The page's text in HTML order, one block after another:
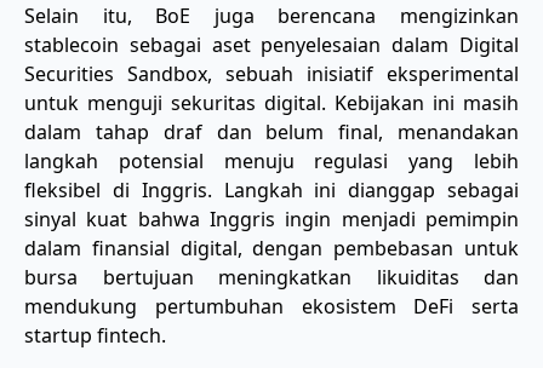
Selain itu, BoE juga berencana mengizinkan
stablecoin sebagai aset penyelesaian dalam Digital
Securities Sandbox, sebuah inisiatif eksperimental
untuk menguji sekuritas digital. Kebijakan ini masih
dalam tahap draf dan belum final, menandakan
langkah potensial menuju regulasi yang lebih
fleksibel di Inggris. Langkah ini dianggap sebagai
sinyal kuat bahwa Inggris ingin menjadi pemimpin
dalam finansial digital, dengan pembebasan untuk
bursa bertujuan meningkatkan likuiditas dan
mendukung pertumbuhan ekosistem DeFi serta
startup fintech.